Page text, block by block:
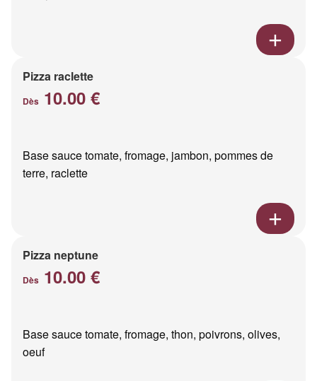
Pizza raclette
Dès 10.00 €
Base sauce tomate, fromage, jambon, pommes de
terre, raclette
Pizza neptune
Dès 10.00 €
Base sauce tomate, fromage, thon, poivrons, olives,
oeuf